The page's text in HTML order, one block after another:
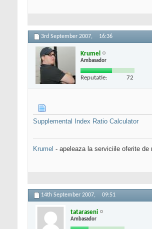
3rd September 2007, 16:36
Krumel
Ambasador
Reputatie: 72
Supplemental Index Ratio Calculator
Krumel - apeleaza la serviciile oferite de
14th September 2007, 09:51
tataraseni
Ambasador